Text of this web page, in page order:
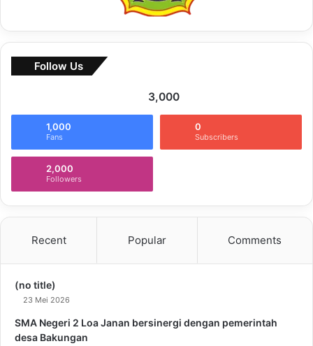
Follow Us
3,000
1,000
Fans
0
Subscribers
2,000
Followers
Recent Popular Comments
(no title)
23 Mei 2026
SMA Negeri 2 Loa Janan bersinergi dengan pemerintah
desa Bakungan